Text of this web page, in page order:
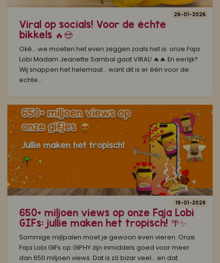
Viral op socials! Voor de échte
bikkels 🔥😍
Oké… we moeten het even zeggen zoals het is: onze Faja
Lobi Madam Jeanette Sambal gaat VIRAL! 🔥🔥 En eerlijk?
Wij snappen het helemaal… want dit is er één voor de
echte...
26-01-2026
650+ miljoen views op onze Faja Lobi
GIFs: jullie maken het tropisch! 🌴✨
Sommige mijlpalen moet je gewoon even vieren. Onze
Faja Lobi GIFs op GIPHY zijn inmiddels goed voor meer
dan 650 miljoen views. Dat is zó bizar veel… en dat
19-01-2026